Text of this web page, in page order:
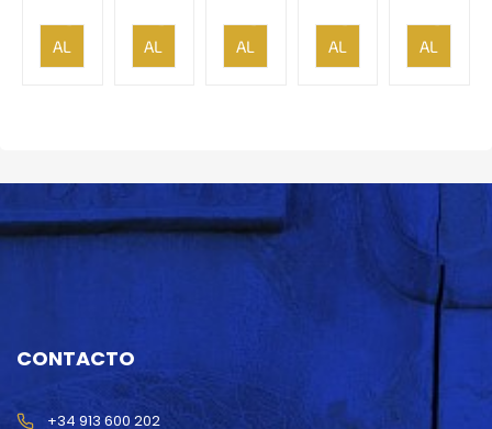
AL
CARRITO
AL
CARRITO
AL
CARRITO
AL
CARRITO
AL
CARRITO
CONTACTO
+34 913 600 202